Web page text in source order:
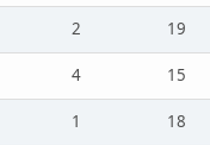
2
19
4
15
1
18